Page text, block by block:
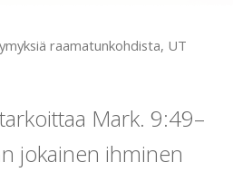
raamatunkohdista, UT
Mark. 9:49–
jokainen ihminen